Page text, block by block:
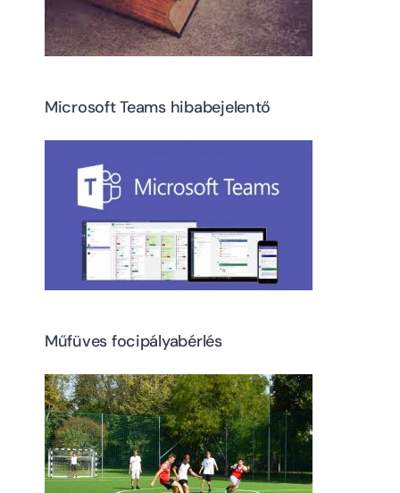
Microsoft Teams hibabejelentő
Műfüves focipályabérlés